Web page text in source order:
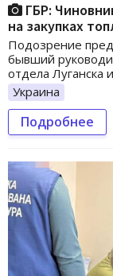
ГБР:
на закупках
Подозрение
бывший
отдела Луганска
Украина
Подробнее